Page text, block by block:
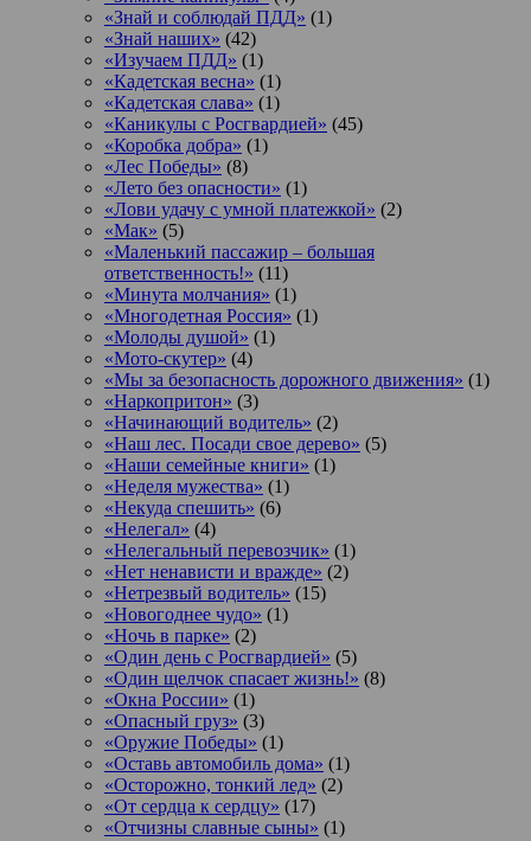
«Знай и соблюдай ПДД» (1)
«Знай наших» (42)
«Изучаем ПДД» (1)
«Кадетская весна» (1)
«Кадетская слава» (1)
«Каникулы с Росгвардией» (45)
«Коробка добра» (1)
«Лес Победы» (8)
«Лето без опасности» (1)
«Лови удачу с умной платежкой» (2)
«Мак» (5)
«Маленький пассажир – большая
ответственность!» (11)
«Минута молчания» (1)
«Многодетная Россия» (1)
«Молоды душой» (1)
«Мото-скутер» (4)
«Мы за безопасность дорожного движения» (1)
«Наркопритон» (3)
«Начинающий водитель» (2)
«Наш лес. Посади свое дерево» (5)
«Наши семейные книги» (1)
«Неделя мужества» (1)
«Некуда спешить» (6)
«Нелегал» (4)
«Нелегальный перевозчик» (1)
«Нет ненависти и вражде» (2)
«Нетрезвый водитель» (15)
«Новогоднее чудо» (1)
«Ночь в парке» (2)
«Один день с Росгвардией» (5)
«Один щелчок спасает жизнь!» (8)
«Окна России» (1)
«Опасный груз» (3)
«Оружие Победы» (1)
«Оставь автомобиль дома» (1)
«Осторожно, тонкий лед» (2)
«От сердца к сердцу» (17)
«Отчизны славные сыны» (1)